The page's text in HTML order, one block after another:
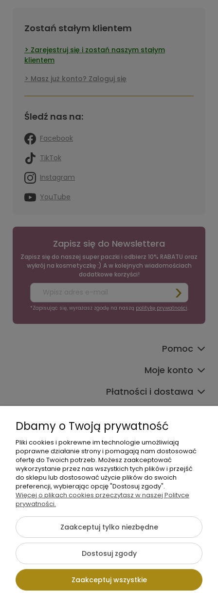
Zostań stałym klientem
Zarejestruj się i zostań naszym stałym
klientem
Masz już konto? Zaloguj się
Śledź nas na:
Facebook
TikTok
Instagram
YouTube
Zapisz się do Newslettera
Zapisz się do naszej super paczki i odbierz 10% RABATU oraz
wykrój na kosmetyczkę :) A w kolejnych wiadomościach
dodatkowe korzyści!
*Zapisując się, wyrażasz zgodę na naszą politykę prywatności.
Pomoc
Moje konto
Płatności i dostawa
+48 605 141 363
{literal}
Pokaż pełną wersję strony
Sklep internetowy Shoper.pl
Dbamy o Twoją prywatność
Pliki cookies i pokrewne im technologie umożliwiają
poprawne działanie strony i pomagają nam dostosować
ofertę do Twoich potrzeb. Możesz zaakceptować
wykorzystanie przez nas wszystkich tych plików i przejść
do sklepu lub dostosować użycie plików do swoich
preferencji, wybierając opcję "Dostosuj zgody".
Więcej o plikach cookies przeczytasz w naszej Polityce
prywatności.
Zaakceptuj tylko niezbędne
Dostosuj zgody
Zaakceptuj wszystkie